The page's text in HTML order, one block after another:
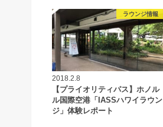
ラウンジ情報
2018.2.8
【プライオリティパス】ホノル
ル国際空港「IASSハワイラウン
ジ」体験レポート